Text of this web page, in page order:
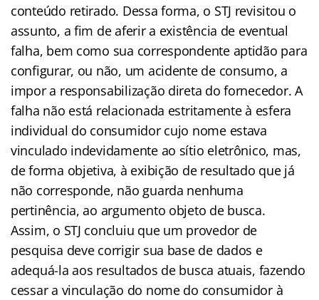
conteúdo retirado. Dessa forma, o STJ revisitou o
assunto, a fim de aferir a existência de eventual
falha, bem como sua correspondente aptidão para
configurar, ou não, um acidente de consumo, a
impor a responsabilização direta do fornecedor. A
falha não está relacionada estritamente à esfera
individual do consumidor cujo nome estava
vinculado indevidamente ao sítio eletrônico, mas,
de forma objetiva, à exibição de resultado que já
não corresponde, não guarda nenhuma
pertinência, ao argumento objeto de busca.
Assim, o STJ concluiu que um provedor de
pesquisa deve corrigir sua base de dados e
adequá-la aos resultados de busca atuais, fazendo
cessar a vinculação do nome do consumidor à